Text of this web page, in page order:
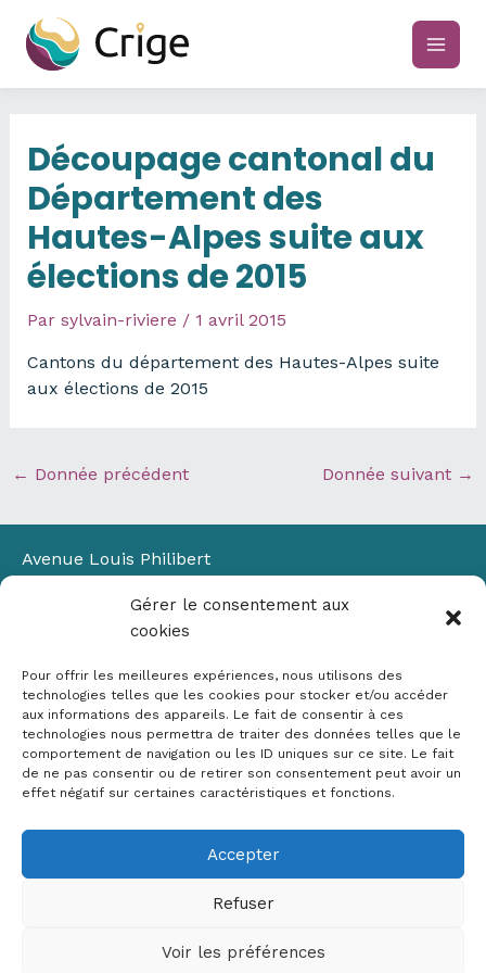
Gérer le consentement aux
cookies
Pour offrir les meilleures expériences, nous utilisons des
technologies telles que les cookies pour stocker et/ou accéder
aux informations des appareils. Le fait de consentir à ces
technologies nous permettra de traiter des données telles que le
comportement de navigation ou les ID uniques sur ce site. Le fait
de ne pas consentir ou de retirer son consentement peut avoir un
effet négatif sur certaines caractéristiques et fonctions.
Accepter
Refuser
Voir les préférences
contenu
main
Découpage cantonal du
Département des
Hautes-Alpes suite aux
élections de 2015
Par sylvain-riviere / 1 avril 2015
Cantons du département des Hautes-Alpes suite
aux élections de 2015
← Donnée précédent Donnée suivant →
Avenue Louis Philibert
Bâtiment Laennec
13100 Aix-en-Provence
✉ contact@crige-paca.org
Mentions légales
RGPD
Copyright © 2026 Crige PACA